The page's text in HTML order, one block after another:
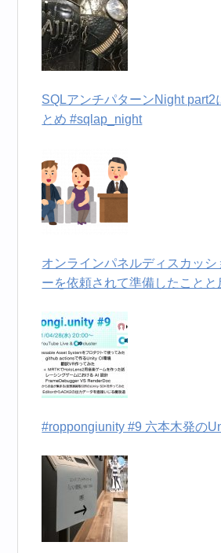
SQLアンチパターンNight part2
とめ #sqlap_night
オンラインパネルディスカッシ
ーを依頼されて準備したことと
#roppongiunity #9 六本木発の